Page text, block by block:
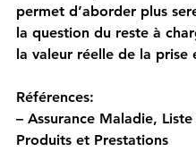
permet d’aborder plus
la question du reste à
la valeur réelle de la prise
Références:
– Assurance Maladie, Liste
Produits et Prestations